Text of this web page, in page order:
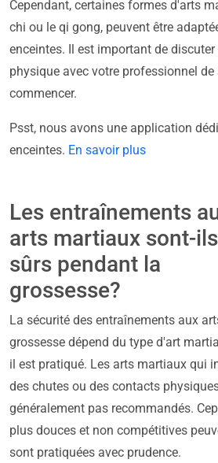
Cependant, certaines formes d'arts
chi ou le qi gong, peuvent être
enceintes. Il est important de
physique avec votre professionnel
commencer.
Psst, nous avons une application
enceintes. En savoir plus
Les entraînements
arts martiaux sont-ils
sûrs pendant la
grossesse?
La sécurité des entraînements aux
grossesse dépend du type d'art
il est pratiqué. Les arts martiaux qui
des chutes ou des contacts
généralement pas recommandés.
plus douces et non compétitives
sont pratiquées avec prudence.